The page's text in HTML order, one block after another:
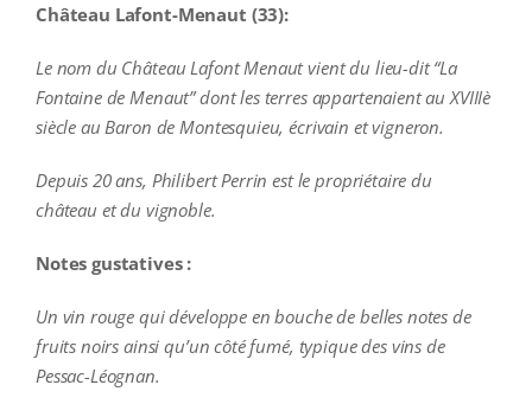
Château Lafont-Menaut (33):
Le nom du Château Lafont Menaut vient du lieu-dit “La
Fontaine de Menaut” dont les terres appartenaient au XVIIIè
siècle au Baron de Montesquieu, écrivain et vigneron.
Depuis 20 ans, Philibert Perrin est le propriétaire du
château et du vignoble.
Notes gustatives :
Un vin rouge qui développe en bouche de belles notes de
fruits noirs ainsi qu’un côté fumé, typique des vins de
Pessac-Léognan.